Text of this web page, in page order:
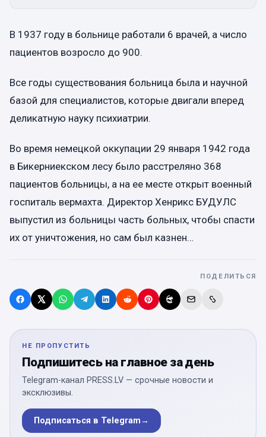
В 1937 году в больнице работали 6 врачей, а число
пациентов возросло до 900.
Все годы существования больница была и научной
базой для специалистов, которые двигали вперед
деликатную науку психиатрии.
Во время немецкой оккупации 29 января 1942 года
в Бикерниекском лесу было расстреляно 368
пациентов больницы, а на ее месте открыт военный
госпиталь вермахта. Директор Хенрикс БУДУЛC
выпустил из больницы часть больных, чтобы спасти
их от уничтожения, но сам был казнен…
ПОДЕЛИТЬСЯ
НЕ ПРОПУСТИТЬ
Подпишитесь на главное за день
Telegram-канал PRESS.LV — срочные новости и
эксклюзивы.
Подписаться в Telegram→